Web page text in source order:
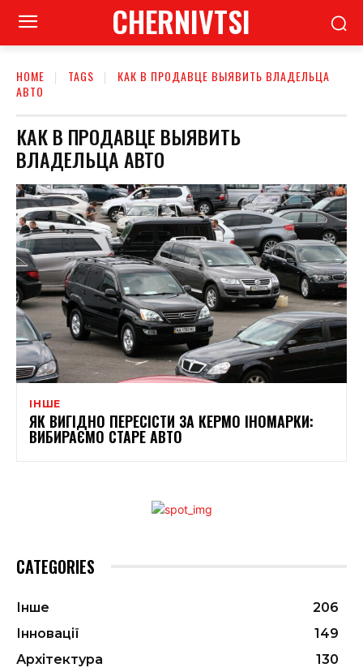
CHERNIVTSI
HOME TAGS
КАК В ПРОДАВЦЕ ВЫЯВИТЬ ВЛАДЕЛЬЦА
АВТО
КАК В ПРОДАВЦЕ ВЫЯВИТЬ
ВЛАДЕЛЬЦА АВТО
ІНШЕ
ЯК ВИГІДНО ПЕРЕСІСТИ ЗА КЕРМО ІНОМАРКИ:
ВИБИРАЄМО СТАРЕ АВТО
CATEGORIES
Інше
206
Інновації
149
Архітектура
130